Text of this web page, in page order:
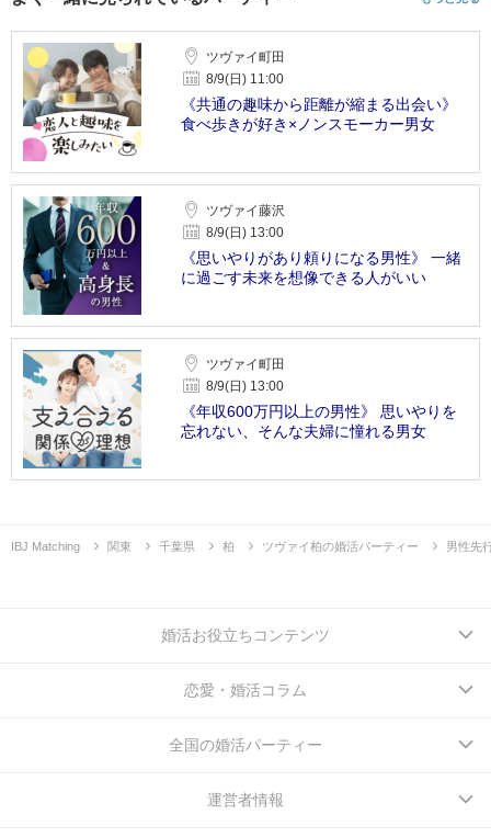
ツヴァイ町田
8/9(日) 11:00
《共通の趣味から距離が縮まる出会い》
食べ歩きが好き×ノンスモーカー男女
ツヴァイ藤沢
8/9(日) 13:00
《思いやりがあり頼りになる男性》 一緒
に過ごす未来を想像できる人がいい
ツヴァイ町田
8/9(日) 13:00
《年収600万円以上の男性》 思いやりを
忘れない、そんな夫婦に憧れる男女
IBJ Matching 関東 千葉県 柏 ツヴァイ柏の婚活パーティー 男性先
婚活お役立ちコンテンツ
恋愛・婚活コラム
全国の婚活パーティー
運営者情報